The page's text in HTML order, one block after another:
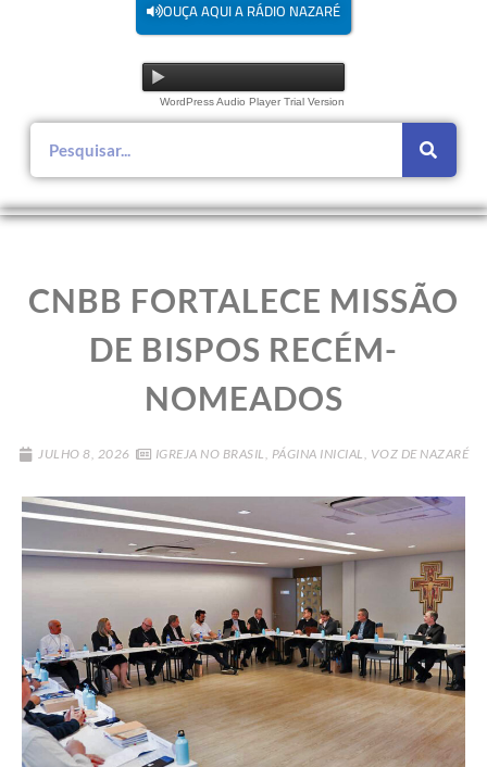
OUÇA AQUI A RÁDIO NAZARÉ
WordPress Audio Player Trial Version
CNBB FORTALECE MISSÃO
DE BISPOS RECÉM-
NOMEADOS
JULHO 8, 2026 IGREJA NO BRASIL, PÁGINA INICIAL, VOZ DE NAZARÉ